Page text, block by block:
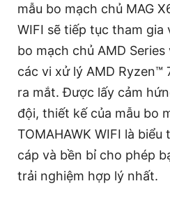
mẫu bo mạch chủ MAG
WIFI sẽ tiếp tục tham gia
bo mạch chủ AMD
các vi xử lý AMD Ryzen™
ra mắt. Được lấy cảm
đội, thiết kế của mẫu bo
TOMAHAWK WIFI là
cáp và bền bỉ cho phép
trải nghiệm hợp lý nhất.